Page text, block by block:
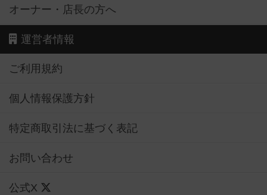
オーナー・店長の方へ
運営者情報
ご利用規約
個人情報保護方針
特定商取引法に基づく表記
お問い合わせ
公式X